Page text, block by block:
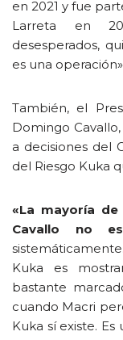
en 2021 y fue
Larreta en
desesperados,
es una
También, el
Domingo
a decisiones del
del Riesgo Kuka
«La mayoría
Cavallo no
Kuka es
bastante
cuando Macri
Kuka sí existe.